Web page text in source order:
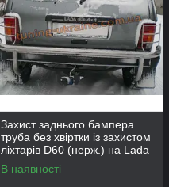
Захист заднього бампера
труба без хвіртки із захистом
ліхтарів D60 (нерж.) на Lada
Niva 2121-21214
В наявності